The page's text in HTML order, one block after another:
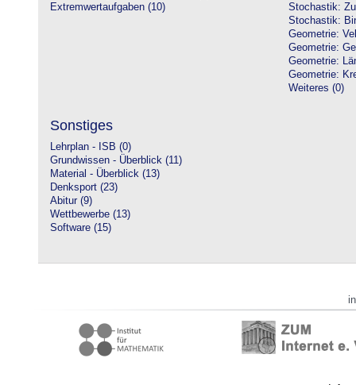
Extremwertaufgaben (10)
Stochastik:
Stochastik:
Geometrie:
Geometrie:
Geometrie:
Geometrie:
Weiteres (0)
Sonstiges
Lehrplan - ISB (0)
Grundwissen - Überblick (11)
Material - Überblick (13)
Denksport (23)
Abitur (9)
Wettbewerbe (13)
Software (15)